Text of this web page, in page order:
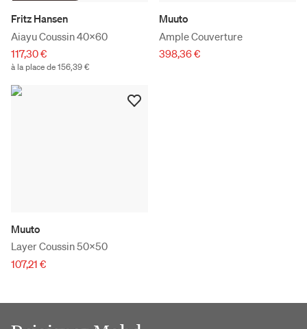
Fritz Hansen
Aiayu Coussin 40x60
117,30 €
à la place de 156,39 €
Muuto
Ample Couverture
398,36 €
Muuto
Layer Coussin 50x50
107,21 €